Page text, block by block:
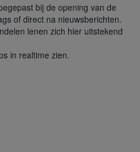
bij de opening van de
of direct na nieuwsberichten.
lenen zich hier uitstekend
in realtime zien.